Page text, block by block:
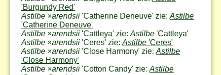
'Burgundy Red'
Astilbe ×arendsii 'Catherine Deneuve' zie: Astilbe
'Catherine Deneuve'
Astilbe ×arendsii 'Cattleya' zie: Astilbe 'Cattleya'
Astilbe ×arendsii 'Ceres' zie: Astilbe 'Ceres'
Astilbe ×arendsii 'Close Harmony' zie: Astilbe
'Close Harmony'
Astilbe ×arendsii 'Cotton Candy' zie: Astilbe